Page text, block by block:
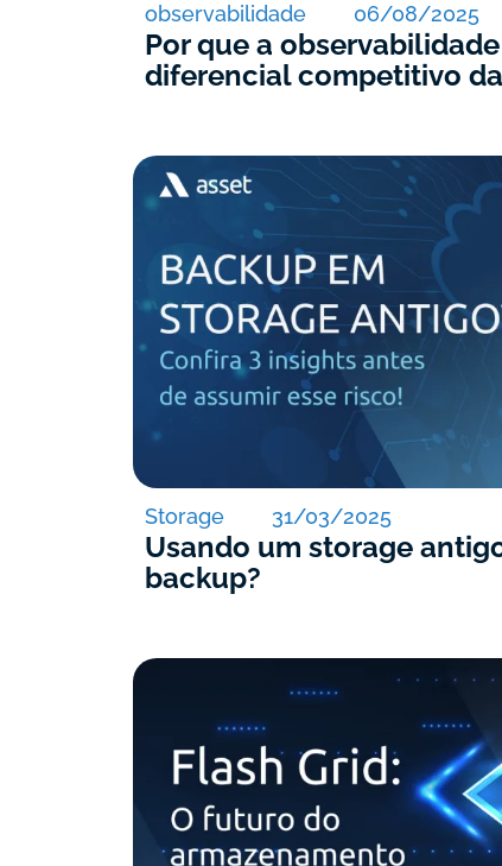
observabilidade 06/08/2025
Por que a
diferencial competitivo
Storage 31/03/2025
Usando um storage
backup?